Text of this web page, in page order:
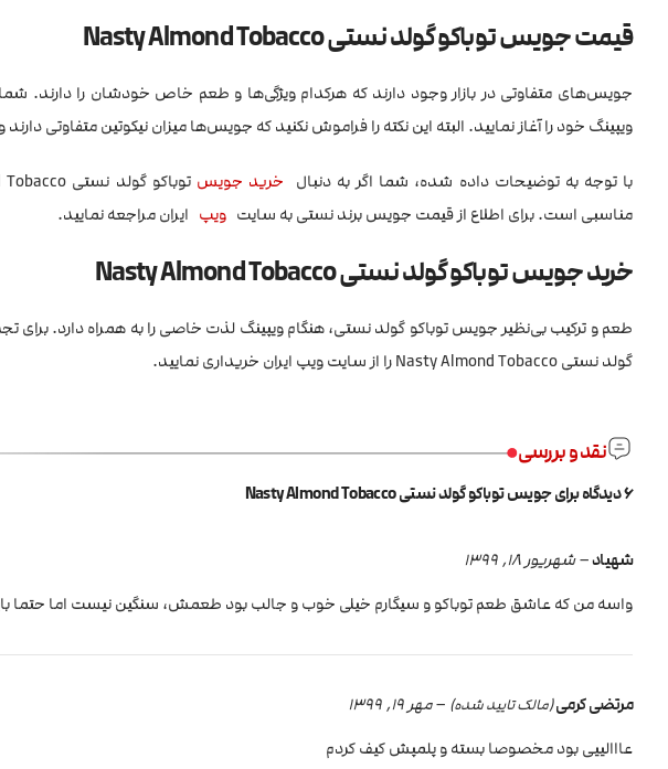
قیمت جویس توباکو گولد نستی Nasty Almond Tobacco
جویس‌های متفاوتی در بازار وجود دارند که هرکدام ویژگی‌ها و طعم خاص خودشان را دارند.
ویپینگ خود را آغاز نمایید. البته این نکته را فراموش نکنید که جویس‌ها میزان نیکوتین متفاوتی
با توجه به توضیحات داده شده، شما اگر به دنبال خرید جویس
مناسبی است. برای اطلاع از قیمت جویس برند نستی به سایت ویپ ایران مراجعه نمایید.
خرید جویس توباکو گولد نستی Nasty Almond Tobacco
طعم و ترکیب بی‌نظیر جویس توباکو گولد نستی، هنگام ویپینگ لذت خاصی را به همراه دارد.
گولد نستی Nasty Almond Tobacco را از سایت ویپ ایران خریداری نمایید.
نقد و بررسی
6 دیدگاه برای جویس توباکو گولد نستی Nasty Almond Tobacco
شهیاد–شهریور 18, 1399
واسه من که عاشق طعم توباکو و سیگارم خیلی خوب و جالب بود طعمش، سنگین نیست اما حتما
مرتضی کرمی(مالک تایید شده) –مهر 19, 1399
عااالییی بود مخصوصا بسته و پلمپش کیف کردم